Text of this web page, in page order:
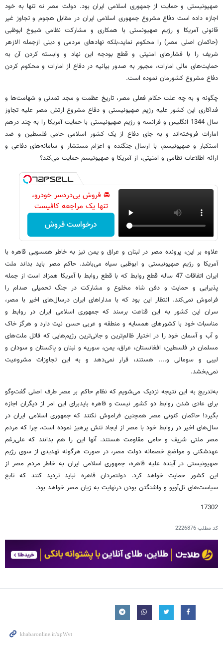
صهیونیستی و حمایت از جمهوری اسلامی ایران بود. دولت مصر نه تنها به خود
اجازه داده است دفاع مشروع جمهوری اسلامی ایران در مقابل هجوم و تجاوز غیر
قانونی آمریکا و رژیم صهیونستی با همکاری و مشارکت نظامی شیوخ ابوظبی
(حاکمان اصلی مصر) را محکوم نماید،بلکه نهادهای مردمی و دینی ازجمله الازهر
شریف را با فشارهای امنیتی و قطع بودجه این نهاد و وابسته کردن آن به
حمایت‌های مالی امارات، مجبور به صدور بیانیه در دفاع از امارات و محکوم کردن
دفاع مشروع کشورمان نموده است.
چگونه و به چه علت حکام فعلی مصر، تاریخ عظمت و مجد تمدنی و شهامت‌ها و
فداکاری این کشور علیه رژیم صهیونیستی و دفاع مشروع ارتش مصر علیه تجاوز
سال 1344 انگلیس و فرانسه و رژیم صهیونیستی با حمایت آمریکا را به چند درهم
امارات فروخته‌اند و به جای دفاع از یک کشور اسلامی حامی فلسطین و ضد
استکبار و صهیونیسم، با ارسال جنگنده و اعزام مستشار و سامانه‌های دفاعی و
ارائه اطلاعات نظامی و امنیتی، از آمریکا و صهیونیسم حمایت می‌کند؟
🚘 فروش بی‌دردسر خودرو،
تنها یک مراجعه کافیست
درخواست فروش
علاوه بر این، پرونده مصر در لبنان و عراق و یمن نیز به خاطر همسویی قاهره با
آمریکا و رژیم صهیونیستی و ابوظبی سیاه می‌باشد. حاکم مصر باید بداند ملت
ایران اتفاقات 47 ساله قطع روابط که با قطع روابط با آمریکا همزاد است از جمله
پذیرایی و حمایت و دفن شاه مخلوع و مشارکت در جنگ تحمیلی صدام را
فراموش نمی‌کند. انتظار این بود که با مداراهای ایران درسال‌های اخیر با مصر،
سران این کشور به این قناعت برسند که جمهوری اسلامی ایران در روابط و
مناسبات خود با کشورهای همسایه و منطقه و عربی حسن نیت دارد و هرگز خاک
و آب و آسمان خود را در اختیار ظالم‌ترین و جانی‌ترین رژیم‌هایی که قاتل ملت‌های
مسلمان در فلسطین، افغانستان، عراق، یمن، سوریه و لبنان و پاکستان و سودان و
لیبی و سومالی و.... هستند، قرار نمی‌دهد و به این تجاوزات مشروعیت
نمی‌بخشد.
به‌تدریج به این نتیجه نزدیک می‌شویم که نظام حاکم بر مصر طرف اصلی گفت‌وگو
برای عادی شدن روابط دو کشور نیست و قاهره بایدبرای این امر از دیگران اجازه
بگیرد! حاکمان کنونی مصر همچنین فراموش نکنند که جمهوری اسلامی ایران در
سال‌های اخیر در روابط خود با مصر از ایجاد تنش پرهیز نموده است، چرا که مردم
مصر ملتی شریف و حامی مقاومت هستند. آنها این را هم بدانند که علی‌رغم
عهدشکنی و مواضع خصمانه دولت مصر، در صورت هرگونه تهدیدی از سوی رژیم
صهیونیستی در آینده علیه قاهره، جمهوری اسلامی ایران به خاطر مردم مصر از
این کشور حمایت خواهد کرد. دولتمردان قاهره نباید تردید کنند که تابع
سیاست‌های تل‌آویو و واشنگتن بودن درنهایت به زیان مصر خواهد بود.
17302
کد مطلب2226876